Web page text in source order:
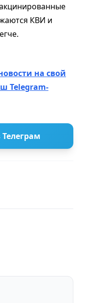
КВИ и
на свой
Telegram-